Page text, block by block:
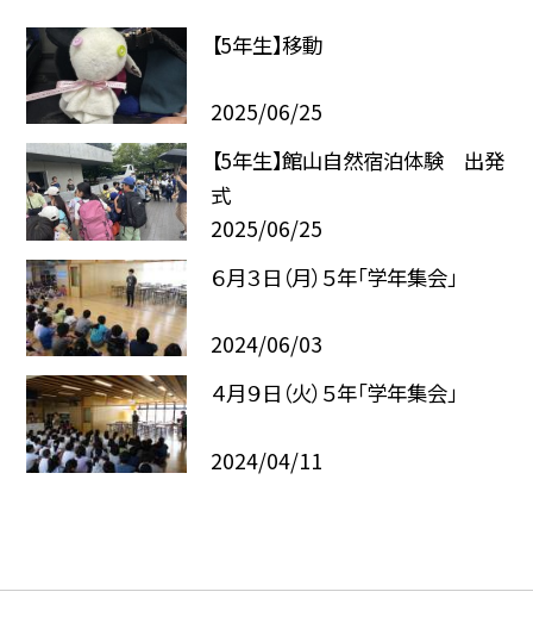
【5年生】移動
2025/06/25
【5年生】館山自然宿泊体験 出発
式
2025/06/25
６月３日（月）５年「学年集会」
2024/06/03
４月９日（火）５年「学年集会」
2024/04/11